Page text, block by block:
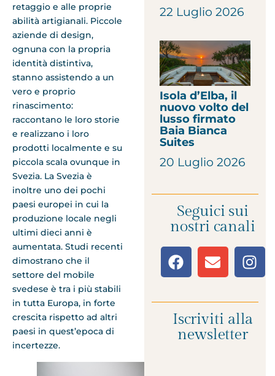
retaggio e alle proprie
abilità artigianali. Piccole
aziende di design,
ognuna con la propria
identità distintiva,
stanno assistendo a un
vero e proprio
rinascimento:
raccontano le loro storie
e realizzano i loro
prodotti localmente e su
piccola scala ovunque in
Svezia. La Svezia è
inoltre uno dei pochi
paesi europei in cui la
produzione locale negli
ultimi dieci anni è
aumentata. Studi recenti
dimostrano che il
settore del mobile
svedese è tra i più stabili
in tutta Europa, in forte
crescita rispetto ad altri
paesi in quest’epoca di
incertezze.
22 Luglio 2026
Isola d’Elba, il
nuovo volto del
lusso firmato
Baia Bianca
Suites
20 Luglio 2026
Seguici sui
nostri canali
Iscriviti alla
newsletter